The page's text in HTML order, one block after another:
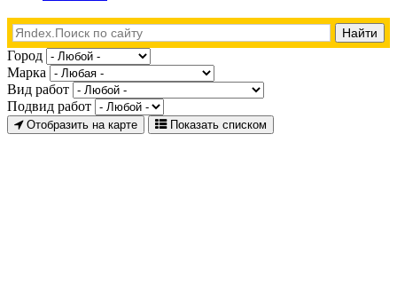
Город
Марка
Вид работ
Подвид работ
Отобразить на карте Показать списком